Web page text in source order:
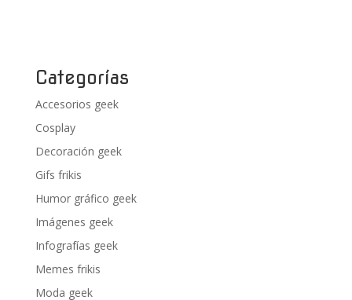
Categorías
Accesorios geek
Cosplay
Decoración geek
Gifs frikis
Humor gráfico geek
Imágenes geek
Infografías geek
Memes frikis
Moda geek